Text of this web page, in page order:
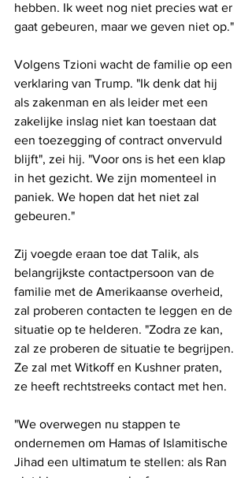
hebben. Ik weet nog niet precies wat er
gaat gebeuren, maar we geven niet op."
Volgens Tzioni wacht de familie op een
verklaring van Trump. "Ik denk dat hij
als zakenman en als leider met een
zakelijke inslag niet kan toestaan ​​dat
een toezegging of contract onvervuld
blijft", zei hij. "Voor ons is het een klap
in het gezicht. We zijn momenteel in
paniek. We hopen dat het niet zal
gebeuren."
Zij voegde eraan toe dat Talik, als
belangrijkste contactpersoon van de
familie met de Amerikaanse overheid,
zal proberen contacten te leggen en de
situatie op te helderen. "Zodra ze kan,
zal ze proberen de situatie te begrijpen.
Ze zal met Witkoff en Kushner praten,
ze heeft rechtstreeks contact met hen.
"We overwegen nu stappen te
ondernemen om Hamas of Islamitische
Jihad een ultimatum te stellen: als Ran